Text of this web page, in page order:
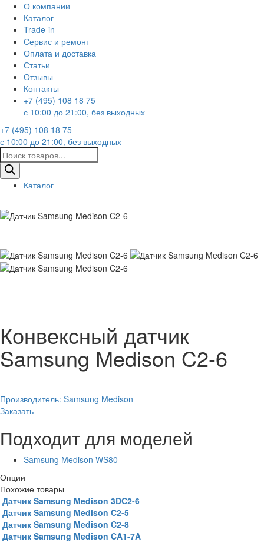
О компании
Каталог
Trade-in
Сервис и ремонт
Оплата и доставка
Статьи
Отзывы
Контакты
+7 (495) 108 18 75
с 10:00 до 21:00, без выходных
+7 (495) 108 18 75
с 10:00 до 21:00, без выходных
Поиск
товаров
Каталог
Конвексный датчик
Samsung Medison C2-6
Производитель: Samsung Medison
Заказать
Подходит для моделей
Samsung Medison WS80
Опции
Похожие товары
Датчик Samsung Medison 3DC2-6
Датчик Samsung Medison C2-5
Датчик Samsung Medison C2-8
Датчик Samsung Medison CA1-7A